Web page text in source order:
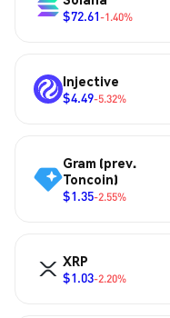
$72.61-1.40%
Injective
$4.49-5.32%
Gram (prev.
Toncoin)
$1.35-2.55%
XRP
$1.03-2.20%